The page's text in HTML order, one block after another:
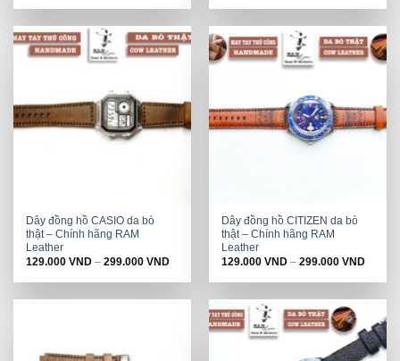
was: is: was: is:
Dây đồng hồ CASIO da bò
thật – Chính hãng RAM
Leather
129.000VND –299.000VND
Dây đồng hồ CITIZEN da bò
thật – Chính hãng RAM
Leather
129.000VND –299.000VND